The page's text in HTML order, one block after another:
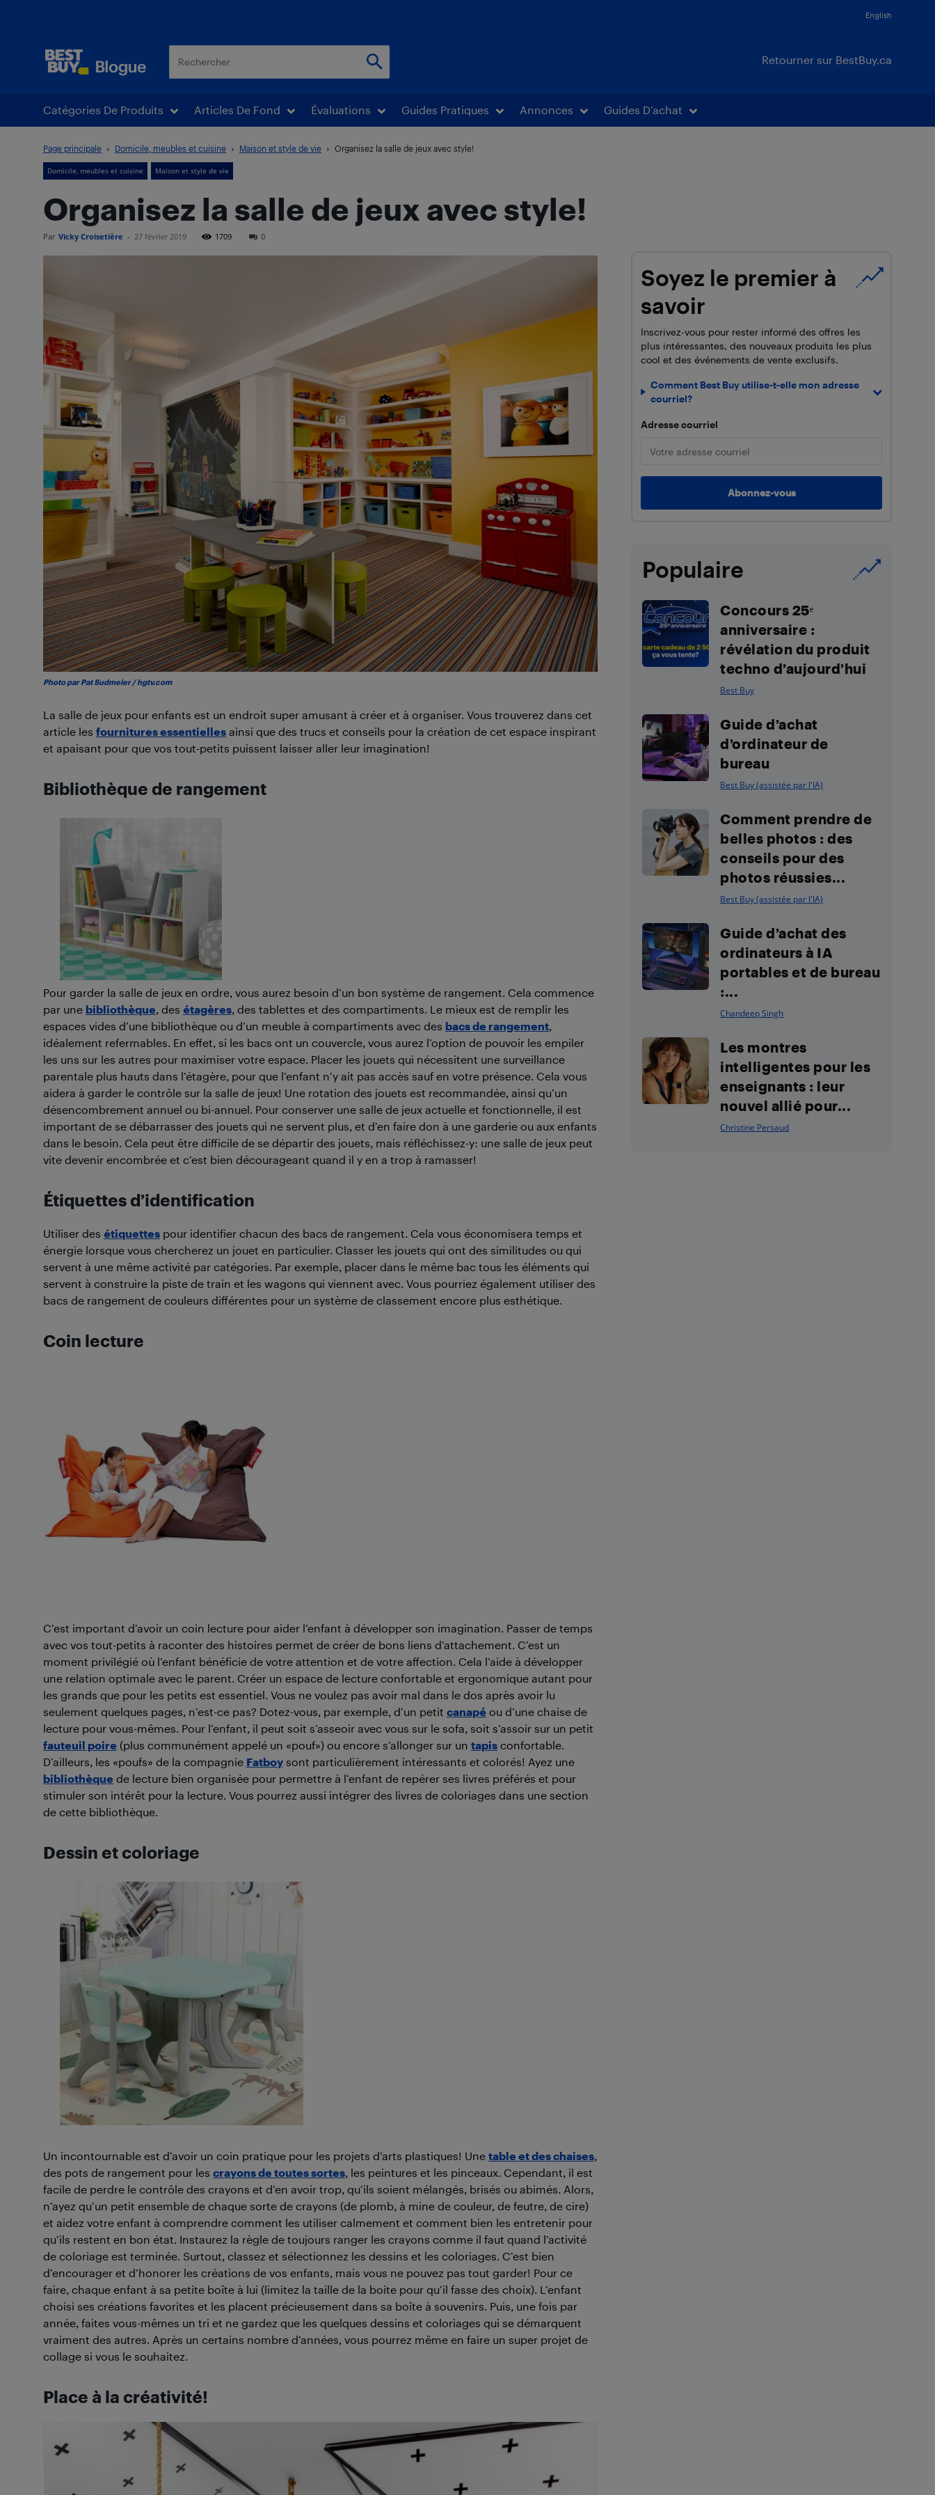
English
Retourner sur BestBuy.ca
Catégories De Produits Articles De Fond Évaluations Guides Pratiques Annonces Guides D’achat
Page principale Domicile, meubles et cuisine Maison et style de vie Organisez la salle de jeux avec style!
Domicile, meubles et cuisine Maison et style de vie
Organisez la salle de jeux avec style!
Par Vicky Croisetière - 27 février 2019 1709 0
Photo par Pat Sudmeier / hgtv.com
La salle de jeux pour enfants est un endroit super amusant à créer et à organiser. Vous trouverez dans cet
article les fournitures essentielles ainsi que des trucs et conseils pour la création de cet espace inspirant
et apaisant pour que vos tout-petits puissent laisser aller leur imagination!
Bibliothèque de rangement
Pour garder la salle de jeux en ordre, vous aurez besoin d’un bon système de rangement. Cela commence
par une bibliothèque, des étagères, des tablettes et des compartiments. Le mieux est de remplir les
espaces vides d’une bibliothèque ou d’un meuble à compartiments avec des bacs de rangement,
idéalement refermables. En effet, si les bacs ont un couvercle, vous aurez l’option de pouvoir les empiler
les uns sur les autres pour maximiser votre espace. Placer les jouets qui nécessitent une surveillance
parentale plus hauts dans l’étagère, pour que l’enfant n’y ait pas accès sauf en votre présence. Cela vous
aidera à garder le contrôle sur la salle de jeux! Une rotation des jouets est recommandée, ainsi qu’un
désencombrement annuel ou bi-annuel. Pour conserver une salle de jeux actuelle et fonctionnelle, il est
important de se débarrasser des jouets qui ne servent plus, et d’en faire don à une garderie ou aux enfants
dans le besoin. Cela peut être difficile de se départir des jouets, mais réfléchissez-y: une salle de jeux peut
vite devenir encombrée et c’est bien décourageant quand il y en a trop à ramasser!
Étiquettes d’identification
Utiliser des étiquettes pour identifier chacun des bacs de rangement. Cela vous économisera temps et
énergie lorsque vous chercherez un jouet en particulier. Classer les jouets qui ont des similitudes ou qui
servent à une même activité par catégories. Par exemple, placer dans le même bac tous les éléments qui
servent à construire la piste de train et les wagons qui viennent avec. Vous pourriez également utiliser des
bacs de rangement de couleurs différentes pour un système de classement encore plus esthétique.
Coin lecture
C’est important d’avoir un coin lecture pour aider l’enfant à développer son imagination. Passer de temps
avec vos tout-petits à raconter des histoires permet de créer de bons liens d’attachement. C’est un
moment privilégié où l’enfant bénéficie de votre attention et de votre affection. Cela l’aide à développer
une relation optimale avec le parent. Créer un espace de lecture confortable et ergonomique autant pour
les grands que pour les petits est essentiel. Vous ne voulez pas avoir mal dans le dos après avoir lu
seulement quelques pages, n’est-ce pas? Dotez-vous, par exemple, d’un petit canapé ou d’une chaise de
lecture pour vous-mêmes. Pour l’enfant, il peut soit s’asseoir avec vous sur le sofa, soit s’assoir sur un petit
fauteuil poire (plus communément appelé un «pouf») ou encore s’allonger sur un tapis confortable.
D’ailleurs, les «poufs» de la compagnie Fatboy sont particulièrement intéressants et colorés! Ayez une
bibliothèque de lecture bien organisée pour permettre à l’enfant de repérer ses livres préférés et pour
stimuler son intérêt pour la lecture. Vous pourrez aussi intégrer des livres de coloriages dans une section
de cette bibliothèque.
Dessin et coloriage
Un incontournable est d’avoir un coin pratique pour les projets d’arts plastiques! Une table et des chaises,
des pots de rangement pour les crayons de toutes sortes, les peintures et les pinceaux. Cependant, il est
facile de perdre le contrôle des crayons et d’en avoir trop, qu’ils soient mélangés, brisés ou abimés. Alors,
n’ayez qu’un petit ensemble de chaque sorte de crayons (de plomb, à mine de couleur, de feutre, de cire)
et aidez votre enfant à comprendre comment les utiliser calmement et comment bien les entretenir pour
qu’ils restent en bon état. Instaurez la règle de toujours ranger les crayons comme il faut quand l’activité
de coloriage est terminée. Surtout, classez et sélectionnez les dessins et les coloriages. C’est bien
d’encourager et d’honorer les créations de vos enfants, mais vous ne pouvez pas tout garder! Pour ce
faire, chaque enfant à sa petite boîte à lui (limitez la taille de la boite pour qu’il fasse des choix). L’enfant
choisi ses créations favorites et les placent précieusement dans sa boîte à souvenirs. Puis, une fois par
année, faites vous-mêmes un tri et ne gardez que les quelques dessins et coloriages qui se démarquent
vraiment des autres. Après un certains nombre d’années, vous pourrez même en faire un super projet de
collage si vous le souhaitez.
Place à la créativité!
Soyez le premier à
savoir
Inscrivez-vous pour rester informé des offres les
plus intéressantes, des nouveaux produits les plus
cool et des événements de vente exclusifs.
Comment Best Buy utilise-t-elle mon adresse
courriel?
Adresse courriel
Populaire
Concours 25ᵉ
anniversaire :
révélation du produit
techno d’aujourd’hui
Best Buy
Guide d’achat
d’ordinateur de
bureau
Best Buy (assistée par l'IA)
Comment prendre de
belles photos : des
conseils pour des
photos réussies...
Best Buy (assistée par l'IA)
Guide d’achat des
ordinateurs à IA
portables et de bureau
:...
Chandeep Singh
Les montres
intelligentes pour les
enseignants : leur
nouvel allié pour...
Christine Persaud